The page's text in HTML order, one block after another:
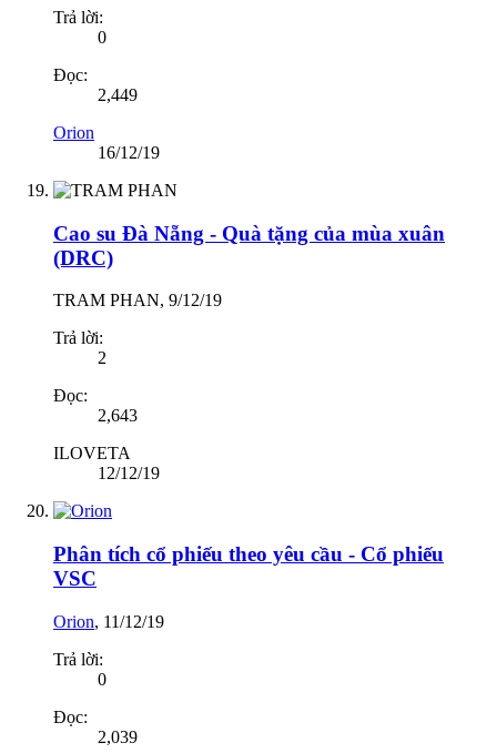
Trả lời:
0
Đọc:
2,449
Orion
16/12/19
Cao su Đà Nẵng - Quà tặng của mùa xuân
(DRC)
TRAM PHAN, 9/12/19
Trả lời:
2
Đọc:
2,643
ILOVETA
12/12/19
Phân tích cổ phiếu theo yêu cầu - Cổ phiếu
VSC
Orion, 11/12/19
Trả lời:
0
Đọc:
2,039